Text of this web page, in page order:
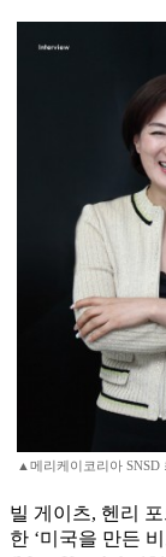
▲메리케이코리아 SNSD
빌 게이츠, 헨리
한 ‘미국을 만든